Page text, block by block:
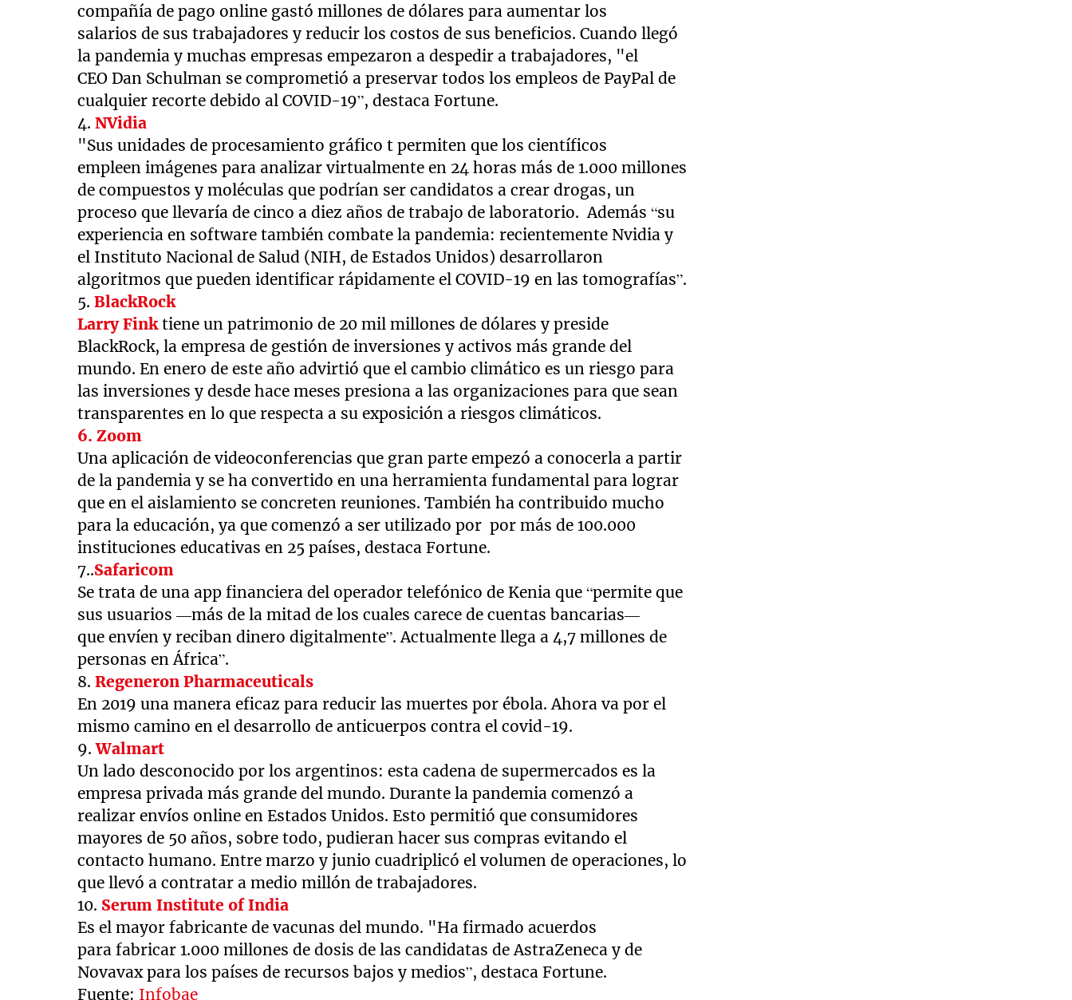
compañía de pago online gastó millones de dólares para aumentar los
salarios de sus trabajadores y reducir los costos de sus beneficios. Cuando llegó
la pandemia y muchas empresas empezaron a despedir a trabajadores, "el
CEO Dan Schulman se comprometió a preservar todos los empleos de PayPal de
cualquier recorte debido al COVID-19”, destaca Fortune.
4.NVidia
"Sus unidades de procesamiento gráfico t permiten que los científicos
empleen imágenes para analizar virtualmente en 24 horas más de 1.000 millones
de compuestos y moléculas que podrían ser candidatos a crear drogas, un
proceso que llevaría de cinco a diez años de trabajo de laboratorio. Además “su
experiencia en software también combate la pandemia: recientemente Nvidia y
el Instituto Nacional de Salud (NIH, de Estados Unidos) desarrollaron
algoritmos que pueden identificar rápidamente el COVID-19 en las tomografías”.
5. BlackRock
Larry Finktiene un patrimonio de 20 mil millones de dólares y preside
BlackRock, la empresa de gestión de inversiones y activos más grande del
mundo. En enero de este año advirtió que el cambio climático es un riesgo para
las inversiones y desde hace meses presiona a las organizaciones para que sean
transparentes en lo que respecta a su exposición a riesgos climáticos.
6. Zoom
Una aplicación de videoconferencias que gran parte empezó a conocerla a partir
de la pandemia y se ha convertido en una herramienta fundamental para lograr
que en el aislamiento se concreten reuniones. También ha contribuido mucho
para la educación, ya que comenzó a ser utilizado por por más de 100.000
instituciones educativas en 25 países, destaca Fortune.
7..Safaricom
Se trata de una app financiera del operador telefónico de Kenia que “permite que
sus usuarios —más de la mitad de los cuales carece de cuentas bancarias—
que envíen y reciban dinero digitalmente”. Actualmente llega a 4,7 millones de
personas en África”.
8.Regeneron Pharmaceuticals
En 2019 una manera eficaz para reducir las muertes por ébola. Ahora va por el
mismo camino en el desarrollo de anticuerpos contra el covid-19.
9.Walmart
Un lado desconocido por los argentinos: esta cadena de supermercados es la
empresa privada más grande del mundo. Durante la pandemia comenzó a
realizar envíos online en Estados Unidos. Esto permitió que consumidores
mayores de 50 años, sobre todo, pudieran hacer sus compras evitando el
contacto humano. Entre marzo y junio cuadriplicó el volumen de operaciones, lo
que llevó a contratar a medio millón de trabajadores.
10. Serum Institute of India
Es el mayor fabricante de vacunas del mundo. "Ha firmado acuerdos
para fabricar 1.000 millones de dosis de las candidatas de AstraZeneca y de
Novavax para los países de recursos bajos y medios”, destaca Fortune.
Fuente: Infobae